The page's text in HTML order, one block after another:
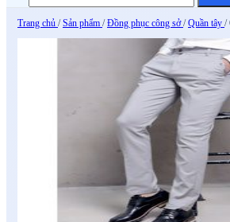
Trang chủ / Sản phẩm / Đồng phục công sở/ Quần tây /